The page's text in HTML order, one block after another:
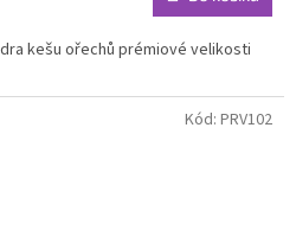
kešu ořechů prémiové velikosti
Kód: PRV102